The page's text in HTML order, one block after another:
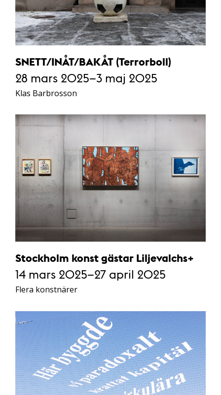
SNETT/INÅT/BAKÅT (Terrorboll)
28 mars 2025–3 maj 2025
Klas Barbrosson
Stockholm konst gästar Liljevalchs+
14 mars 2025–27 april 2025
Flera konstnärer